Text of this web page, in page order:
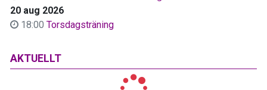
20 aug 2026
18:00 Torsdagsträning
AKTUELLT